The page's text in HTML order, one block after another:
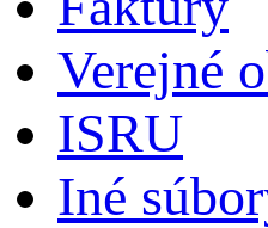
Verejné
ISRU
Iné